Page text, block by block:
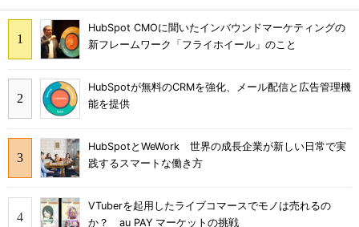
HubSpot CMOに聞いたインバウンドマーケティングの
新フレームワーク「フライホイール」のこと
HubSpotが無料のCRMを強化、メール配信と広告管理機
能を提供
HubSpotとWeWork 世界の成長企業が新しい日常で実
践するスマートな働き方
VTuberを起用したライブコマースでモノは売れるの
か？ au PAY マーケットの挑戦